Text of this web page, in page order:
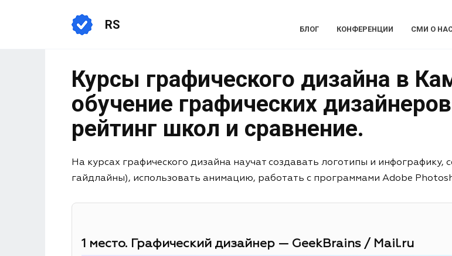
RS БЛОГ КОНФЕРЕНЦИИ СМИ О
Курсы графического дизайна в
обучение графических
рейтинг школ и сравнение.
На курсах графического дизайна научат создавать логотипы и
гайдлайны), использовать анимацию, работать с программами Adobe
1 место. Графический дизайнер — GeekBrains / Mail.ru